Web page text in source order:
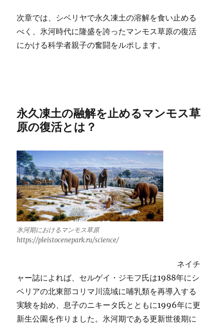
次章では、シベリヤで永久凍土の溶解を食い止める
べく、氷河時代に隆盛を誇ったマンモス草原の復活
にかける科学者親子の奮闘をルポします。
永久凍土の融解を止めるマンモス草
原の復活とは？
氷河期におけるマンモス草原
https://pleistocenepark.ru/science/
ネイチ
ャー誌によれば、セルゲイ・ジモフ氏は1988年にシ
ベリアの北東部コリマ川流域に哺乳類を再導入する
実験を始め、息子のニキータ氏とともに1996年に更
新生公園を作りました。氷河期である更新世後期に